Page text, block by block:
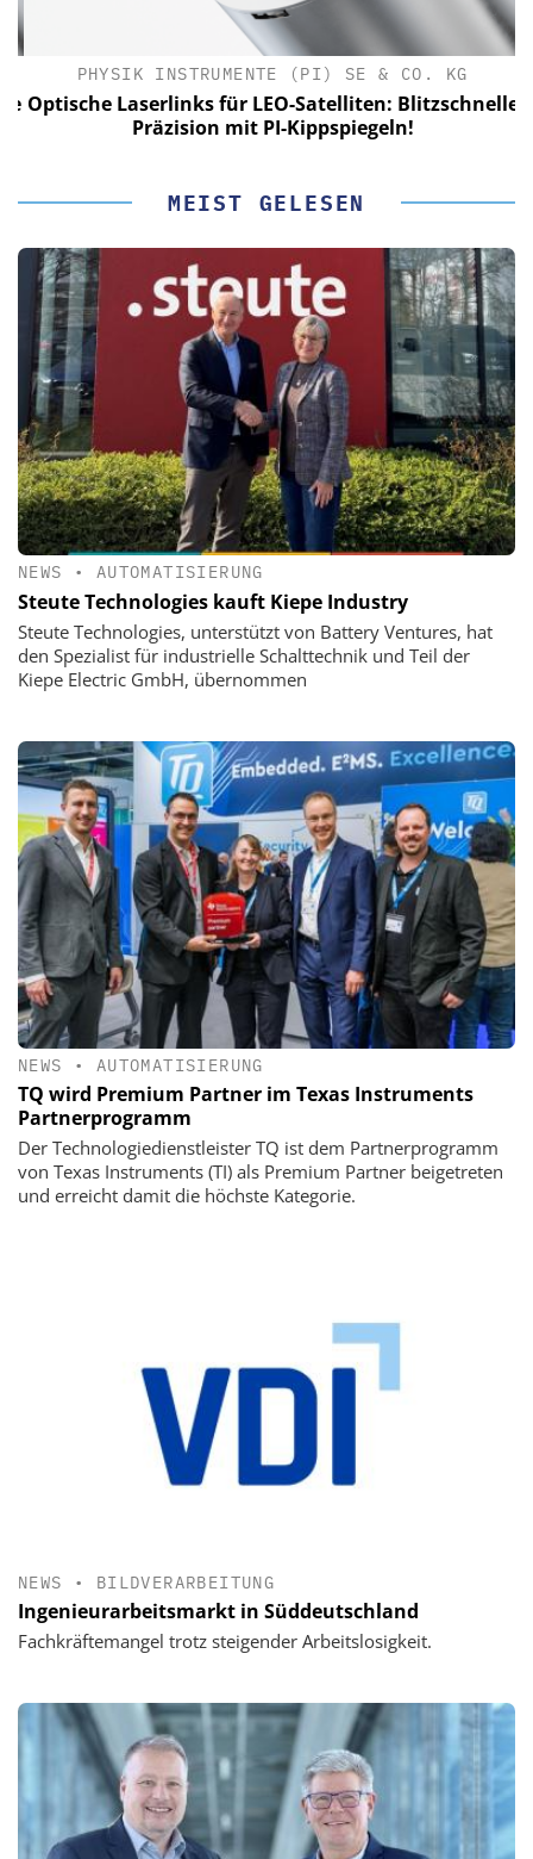
PHYSIK INSTRUMENTE (PI) SE & CO. KG
Optische Laserlinks für LEO-Satelliten: Blitzschnelle
Präzision mit PI-Kippspiegeln!
MEIST GELESEN
NEWS • AUTOMATISIERUNG
Steute Technologies kauft Kiepe Industry
Steute Technologies, unterstützt von Battery Ventures, hat
den Spezialist für industrielle Schalttechnik und Teil der
Kiepe Electric GmbH, übernommen
NEWS • AUTOMATISIERUNG
TQ wird Premium Partner im Texas Instruments
Partnerprogramm
Der Technologiedienstleister TQ ist dem Partnerprogramm
von Texas Instruments (TI) als Premium Partner beigetreten
und erreicht damit die höchste Kategorie.
NEWS • BILDVERARBEITUNG
Ingenieurarbeitsmarkt in Süddeutschland
Fachkräftemangel trotz steigender Arbeitslosigkeit.